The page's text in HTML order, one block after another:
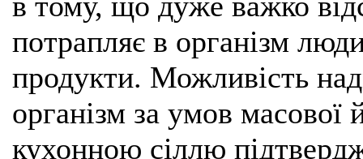
потрапляє в організм
продукти. Можливість
організм за умов
кухонною сіллю